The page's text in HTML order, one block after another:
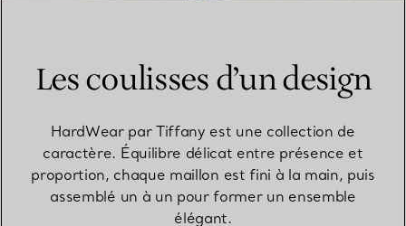
Les coulisses d’un design
HardWear par Tiffany est une collection de
caractère. Équilibre délicat entre présence et
proportion, chaque maillon est fini à la main, puis
assemblé un à un pour former un ensemble
élégant.